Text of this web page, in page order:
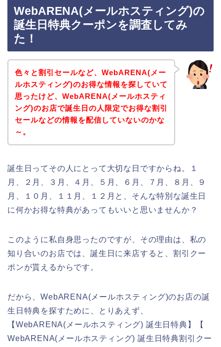
WebARENA(メールホスティング)の
誕生日特典クーポンを調査してみ
た！
色々と割引セールなど、WebARENA(メー
ルホスティング)のお得な情報を探していて
思ったけど、WebARENA(メールホスティ
ング)のお店で誕生日の人限定でお得な割引
セールなどの情報を配信していないのかな
～。
誕生日ってその人にとって大切な日ですからね。１
月、２月、３月、４月、５月、６月、７月、８月、９
月、１０月、１１月、１２月と、そんな特別な誕生日
に何かお得な特典があってもいいと思いませんか？
このように私自身思ったのですが、その理由は、私の
知り合いのお店では、誕生日に来店すると、割引クー
ポンが貰えるからです。
だから、WebARENA(メールホスティング)のお店の誕
生日特典を探すために、とりあえず、
【WebARENA(メールホスティング) 誕生日特典】【
WebARENA(メールホスティング) 誕生日特典割引クー